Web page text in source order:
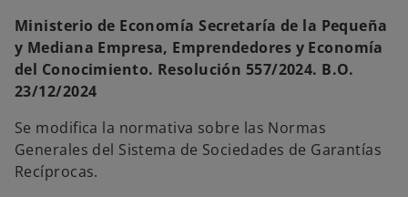
Ministerio de Economía Secretaría de la Pequeña
y Mediana Empresa, Emprendedores y Economía
del Conocimiento. Resolución 557/2024. B.O.
23/12/2024
Se modifica la normativa sobre las Normas
Generales del Sistema de Sociedades de Garantías
Recíprocas.